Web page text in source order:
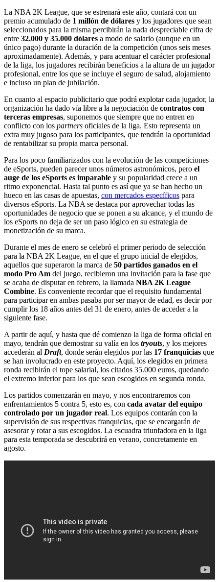
La NBA 2K League, que se estrenará este año, contará con un
premio acumulado de 1 millón de dólares y los jugadores que sean
seleccionados para la misma percibirán la nada despreciable cifra de
entre 32.000 y 35.000 dólares a modo de salario (aunque en un
único pago) durante la duración de la competición (unos seis meses
aproximadamente). Además, y para acentuar el carácter profesional
de la liga, los jugadores recibirán beneficios a la altura de un jugador
profesional, entre los que se incluye el seguro de salud, alojamiento
e incluso un plan de jubilación.
En cuanto al espacio publicitario que podrá explotar cada jugador, la
organización ha dado vía libre a la negociación de contratos con
terceras empresas, suponemos que siempre que no entren en
conflicto con los partners oficiales de la liga. Esto representa un
extra muy jugoso para los participantes, que tendrán la oportunidad
de rentabilizar su propia marca personal.
Para los poco familiarizados con la evolución de las competiciones
de eSports, pueden parecer unos números astronómicos, pero el
auge de los eSports es imparable y su popularidad crece a un
ritmo exponencial. Hasta tal punto es así que ya se han hecho un
hueco en las casas de apuestas, con mercados específicos para
diversos eSports. La NBA se destaca por aprovechar todas las
oportunidades de negocio que se ponen a su alcance, y el mundo de
los eSports no deja de ser un paso lógico en su estrategia de
monetización de su marca.
Durante el mes de enero se celebró el primer periodo de selección
para la NBA 2K League, en el que el grupo inicial de elegidos,
aquellos que superaron la marca de 50 partidos ganados en el
modo Pro Am del juego, recibieron una invitación para la fase que
se acaba de disputar en febrero, la llamada NBA 2K League
Combine. Es conveniente recordar que el requisito fundamental
para participar en ambas pasaba por ser mayor de edad, es decir por
cumplir los 18 años antes del 31 de enero, antes de acceder a la
siguiente fase.
A partir de aquí, y hasta que dé comienzo la liga de forma oficial en
mayo, tendrán que demostrar su valía en los tryouts, y los mejores
accederán al Draft, donde serán elegidos por las 17 franquicias que
se han involucrado en este proyecto. Aquí, los elegidos en primera
ronda recibirán el tope salarial, los citados 35.000 euros, quedando
el extremo inferior para los que sean escogidos en segunda ronda.
Los partidos comenzarán en mayo, y nos encontraremos con
enfrentamientos 5 contra 5, esto es, con cada avatar del equipo
controlado por un jugador real. Los equipos contarán con la
supervisión de sus respectivas franquicias, que se encargarán de
asesorar y rotar a sus escogidos. La escuadra triunfadora en la liga
para esta temporada se descubrirá en verano, concretamente en
agosto.